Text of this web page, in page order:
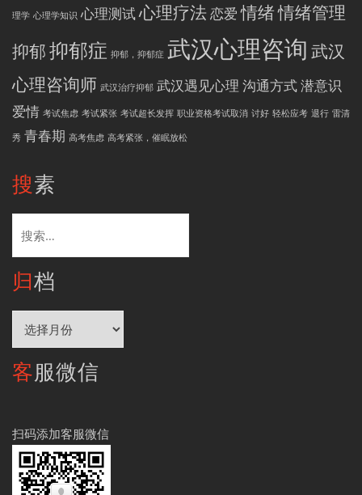
理学 心理学知识 心理测试心理疗法恋爱 情绪情绪管理
抑郁抑郁症 抑郁，抑郁症 武汉心理咨询 武汉
心理咨询师 武汉治疗抑郁 武汉遇见心理 沟通方式潜意识
爱情 考试焦虑 考试紧张 考试超长发挥 职业资格考试取消 讨好 轻松应考 退行 雷清
秀 青春期 高考焦虑 高考紧张，催眠放松
搜素
索：
归档
客服微信
扫码添加客服微信